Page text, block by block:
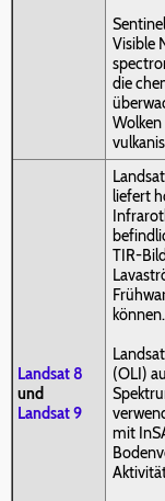
Visible
die
Landsat 8
und
Landsat 9
liefert
TIR-
können.
(OLI)
mit